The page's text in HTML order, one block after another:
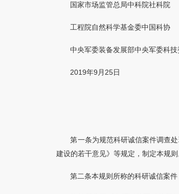
国家市场监管总局中科院社科院
工程院自然科学基金委中国科协
中央军委装备发展部中央军委科技
2019年9月25日
第一条为规范科研诚信案件调查
建设的若干意见》等规定，制定本规则
第二条本规则所称的科研诚信案